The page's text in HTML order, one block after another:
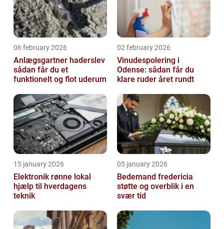
06 february 2026
Anlægsgartner haderslev
sådan får du et
funktionelt og flot uderum
02 february 2026
Vinudespolering i
Odense: sådan får du
klare ruder året rundt
15 january 2026
Elektronik rønne lokal
hjælp til hverdagens
teknik
05 january 2026
Bedemand fredericia
støtte og overblik i en
svær tid